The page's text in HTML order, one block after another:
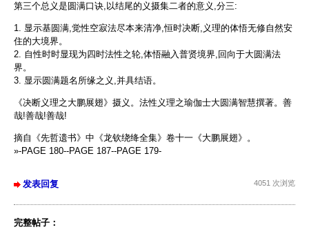
第三个总义是圆满口诀,以结尾的义摄集二者的意义,分三:
1. 显示基圆满,觉性空寂法尽本来清净,恒时决断,义理的体悟无修自然安
住的大境界。
2. 自性时时显现为四时法性之轮,体悟融入普贤境界,回向于大圆满法
界。
3. 显示圆满题名所缘之义,并具结语。
《决断义理之大鹏展翅》摄义。法性义理之瑜伽士大圆满智慧撰著。善
哉!善哉!善哉!
摘自《先哲遗书》中《龙钦绕绛全集》卷十一《大鹏展翅》。
»-PAGE 180--PAGE 187--PAGE 179-
发表回复 4051 次浏览
完整帖子：